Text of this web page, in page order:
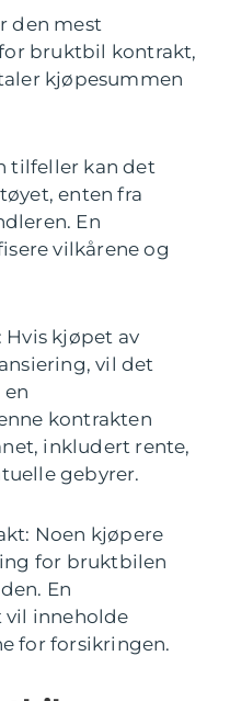
den mest
bruktbil kontrakt,
kjøpesummen
tilfeller kan det
enten fra
En
vilkårene og
Hvis kjøpet av
vil det
kontrakten
inkludert rente,
gebyrer.
Noen kjøpere
for bruktbilen
En
inneholde
for forsikringen.